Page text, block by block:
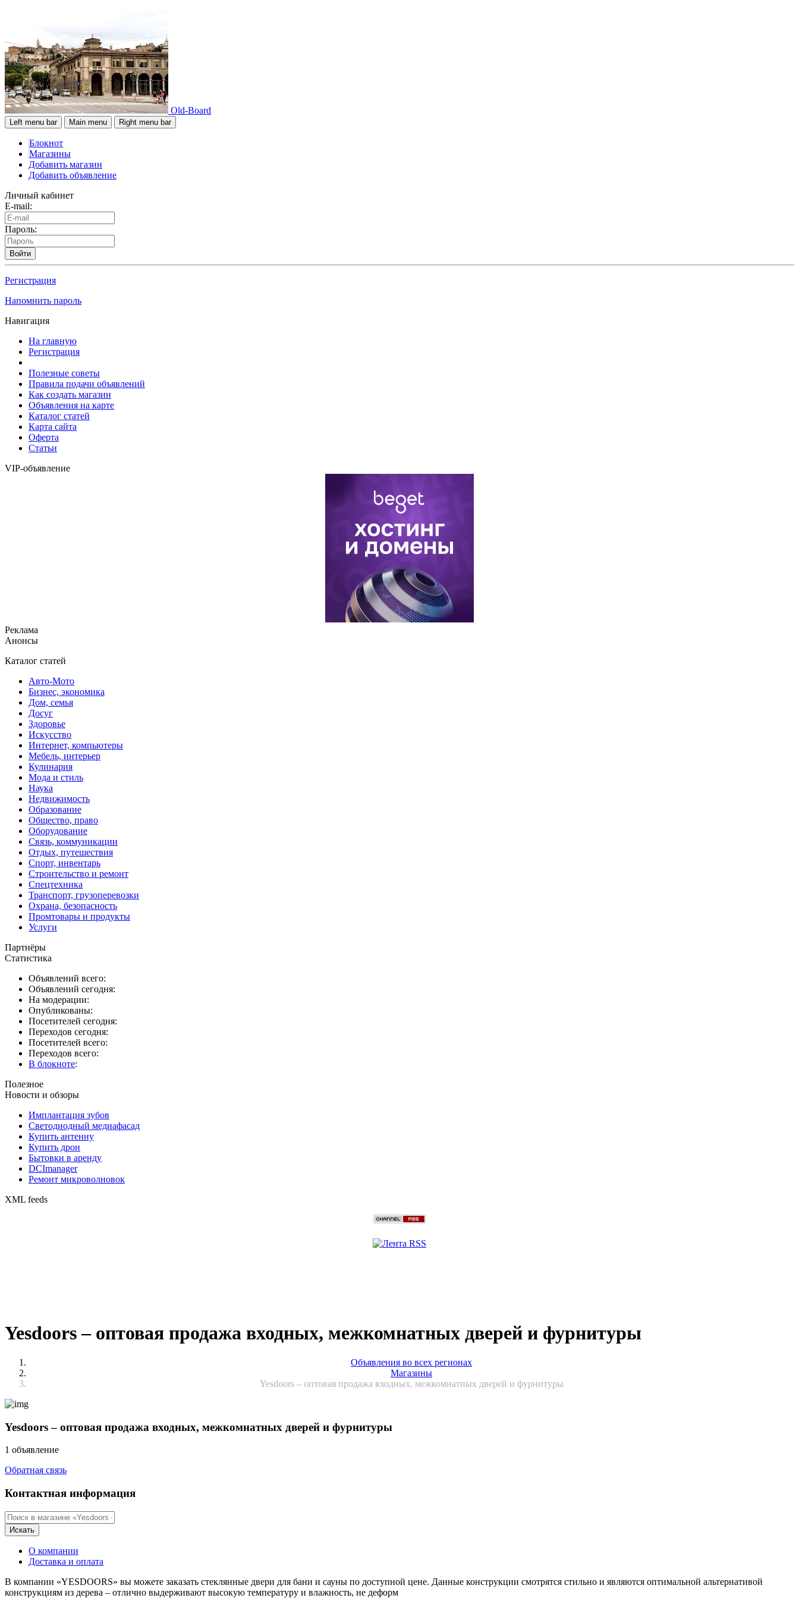
Old-Board
Left menu bar Main menu Right menu bar
Блокнот
Магазины
Добавить магазин
Добавить объявление
Личный кабинет
E-mail:
Пароль:
Войти
Регистрация
Напомнить пароль
Навигация
На главную
Регистрация
Полезные советы
Правила подачи объявлений
Как создать магазин
Объявления на карте
Каталог статей
Карта сайта
Оферта
Статьи
VIP-объявление
Реклама
Анонсы
Каталог статей
Авто-Мото
Бизнес, экономика
Дом, семья
Досуг
Здоровье
Искусство
Интернет, компьютеры
Мебель, интерьер
Кулинария
Мода и стиль
Наука
Недвижимость
Образование
Общество, право
Оборудование
Связь, коммуникации
Отдых, путешествия
Спорт, инвентарь
Строительство и ремонт
Спецтехника
Транспорт, грузоперевозки
Охрана, безопасность
Промтовары и продукты
Услуги
Партнёры
Статистика
Объявлений всего:
Объявлений сегодня:
На модерации:
Опубликованы:
Посетителей сегодня:
Переходов сегодня:
Посетителей всего:
Переходов всего:
В блокноте:
Полезное
Новости и обзоры
Имплантация зубов
Светодиодный медиафасад
Купить антенну
Купить дрон
Бытовки в аренду
DCImanager
Ремонт микроволновок
XML feeds
Yesdoors – оптовая продажа входных, межкомнатных дверей и фурнитуры
Объявления во всех регионах
Магазины
Yesdoors – оптовая продажа входных, межкомнатных дверей и фурнитуры
Yesdoors – оптовая продажа входных, межкомнатных дверей и фурнитуры
1 объявление
Обратная связь
Контактная информация
Искать
О компании
Доставка и оплата
В компании «YESDOORS» вы можете заказать стеклянные двери для бани и сауны по доступной цене. Данные конструкции смотрятся стильно и являются оптимальной альтернативой
конструкциям из дерева – отлично выдерживают высокую температуру и влажность, не деформ